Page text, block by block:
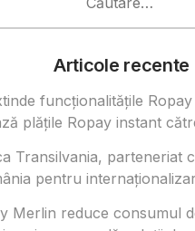
Articole recente
funcționalitățile
plățile Ropay instant
Transilvania, parteneriat
pentru
Merlin reduce consumul